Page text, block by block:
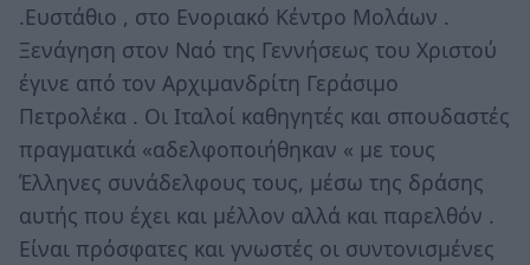
.Ευστάθιο , στο Ενοριακό Κέντρο Μολάων .
Ξενάγηση στον Ναό της Γεννήσεως του Χριστού
έγινε από τον Αρχιμανδρίτη Γεράσιμο
Πετρολέκα . Οι Ιταλοί καθηγητές και σπουδαστές
πραγματικά «αδελφοποιήθηκαν « με τους
Έλληνες συνάδελφους τους, μέσω της δράσης
αυτής που έχει και μέλλον αλλά και παρελθόν .
Είναι πρόσφατες και γνωστές οι συντονισμένες